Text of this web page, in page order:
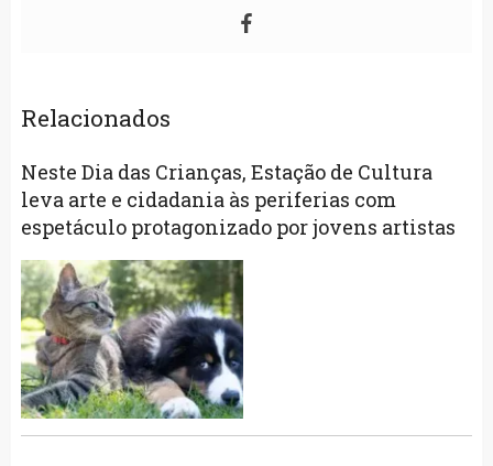
Relacionados
Neste Dia das Crianças, Estação de Cultura
leva arte e cidadania às periferias com
espetáculo protagonizado por jovens artistas